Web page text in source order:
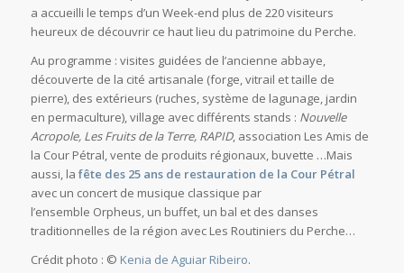
a accueilli le temps d’un Week-end plus de 220 visiteurs
heureux de découvrir ce haut lieu du patrimoine du Perche.
Au programme : visites guidées de l’ancienne abbaye,
découverte de la cité artisanale (forge, vitrail et taille de
pierre), des extérieurs (ruches, système de lagunage, jardin
en permaculture), village avec différents stands : Nouvelle
Acropole, Les Fruits de la Terre, RAPID, association Les Amis de
la Cour Pétral,vente de produits régionaux, buvette …Mais
aussi, la fête des 25 ans de restauration de la Cour Pétral
avec un concert de musique classique par
l’ensemble Orpheus, un buffet, un bal et des danses
traditionnelles de la région avec Les Routiniers du Perche…
Crédit photo : © Kenia de Aguiar Ribeiro.